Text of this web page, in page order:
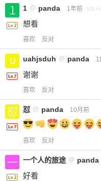
1 @ panda 1年前 via
想看
喜欢 反对
uahjsduh @ panda
谢谢
喜欢 反对
怼 @ panda 10月前
喜欢 反对
一个人的旅途 @ panda
好看